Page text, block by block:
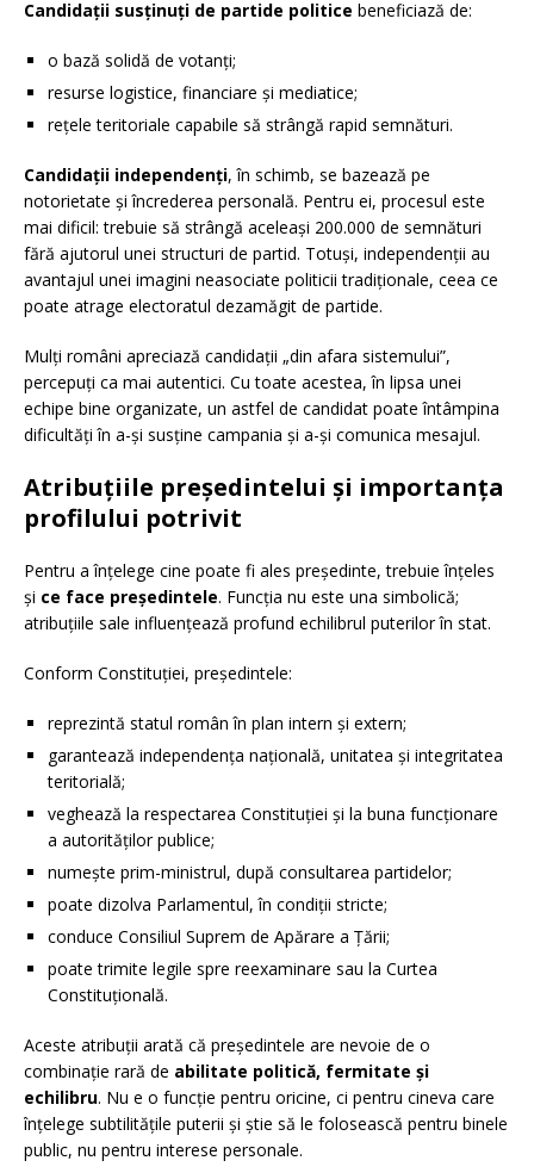
Candidații susținuți de partide politice beneficiază de:
o bază solidă de votanți;
resurse logistice, financiare și mediatice;
rețele teritoriale capabile să strângă rapid semnături.
Candidații independenți, în schimb, se bazează pe
notorietate și încrederea personală. Pentru ei, procesul este
mai dificil: trebuie să strângă aceleași 200.000 de semnături
fără ajutorul unei structuri de partid. Totuși, independenții au
avantajul unei imagini neasociate politicii tradiționale, ceea ce
poate atrage electoratul dezamăgit de partide.
Mulți români apreciază candidații „din afara sistemului”,
percepuți ca mai autentici. Cu toate acestea, în lipsa unei
echipe bine organizate, un astfel de candidat poate întâmpina
dificultăți în a-și susține campania și a-și comunica mesajul.
Atribuțiile președintelui și importanța
profilului potrivit
Pentru a înțelege cine poate fi ales președinte, trebuie înțeles
și ce face președintele. Funcția nu este una simbolică;
atribuțiile sale influențează profund echilibrul puterilor în stat.
Conform Constituției, președintele:
reprezintă statul român în plan intern și extern;
garantează independența națională, unitatea și integritatea
teritorială;
veghează la respectarea Constituției și la buna funcționare
a autorităților publice;
numește prim-ministrul, după consultarea partidelor;
poate dizolva Parlamentul, în condiții stricte;
conduce Consiliul Suprem de Apărare a Țării;
poate trimite legile spre reexaminare sau la Curtea
Constituțională.
Aceste atribuții arată că președintele are nevoie de o
combinație rară de abilitate politică, fermitate și
echilibru. Nu e o funcție pentru oricine, ci pentru cineva care
înțelege subtilitățile puterii și știe să le folosească pentru binele
public, nu pentru interese personale.